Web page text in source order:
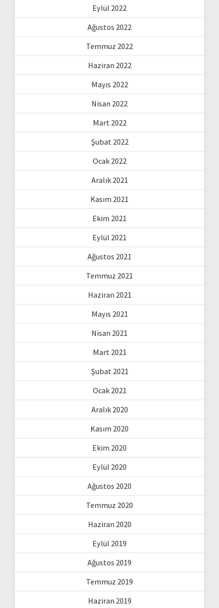
Eylül 2022
Ağustos 2022
Temmuz 2022
Haziran 2022
Mayıs 2022
Nisan 2022
Mart 2022
Şubat 2022
Ocak 2022
Aralık 2021
Kasım 2021
Ekim 2021
Eylül 2021
Ağustos 2021
Temmuz 2021
Haziran 2021
Mayıs 2021
Nisan 2021
Mart 2021
Şubat 2021
Ocak 2021
Aralık 2020
Kasım 2020
Ekim 2020
Eylül 2020
Ağustos 2020
Temmuz 2020
Haziran 2020
Eylül 2019
Ağustos 2019
Temmuz 2019
Haziran 2019